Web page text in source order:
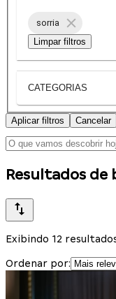
sorria
Limpar filtros
CATEGORIAS
Aplicar filtros Cancelar
Resultados de
Exibindo 12
Ordenar por: